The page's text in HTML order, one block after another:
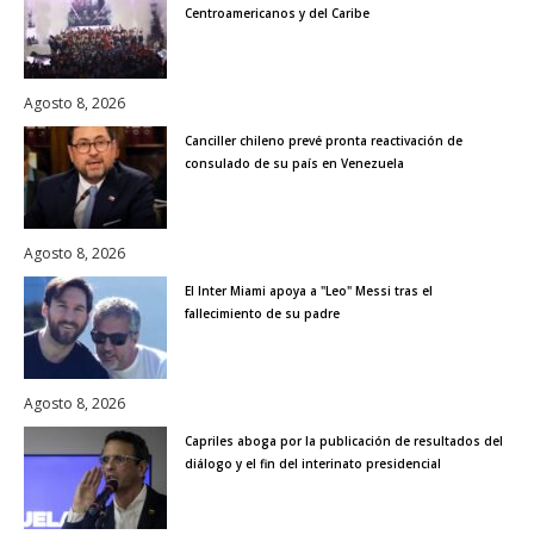
Centroamericanos y del Caribe
Agosto 8, 2026
Canciller chileno prevé pronta reactivación de
consulado de su país en Venezuela
Agosto 8, 2026
El Inter Miami apoya a "Leo" Messi tras el
fallecimiento de su padre
Agosto 8, 2026
Capriles aboga por la publicación de resultados del
diálogo y el fin del interinato presidencial